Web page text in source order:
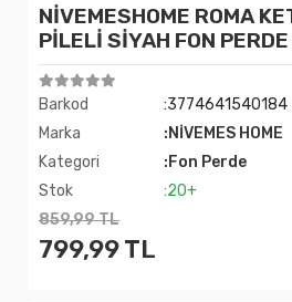
NİVEMESHOME ROMA
PİLELİ SİYAH FON
Barkod
:3774641540184
Marka
:NİVEMES HOME
Kategori
:Fon Perde
Stok
:20+
859,99 TL
799,99 TL